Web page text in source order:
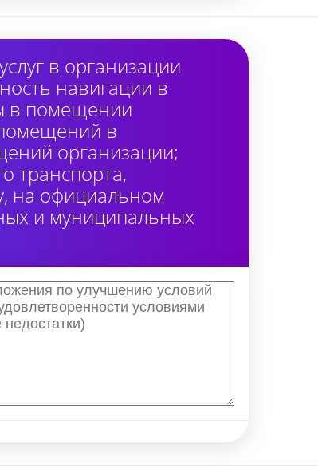
в организации
навигации в
в помещении
в
организации;
транспорта,
на официальном
и муниципальных